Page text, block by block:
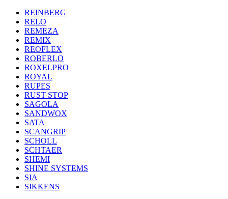
REINBERG
RELO
REMEZA
REMIX
REOFLEX
ROBERLO
ROXELPRO
ROYAL
RUPES
RUST STOP
SAGOLA
SANDWOX
SATA
SCANGRIP
SCHOLL
SCHTAER
SHEMI
SHINE SYSTEMS
SIA
SIKKENS